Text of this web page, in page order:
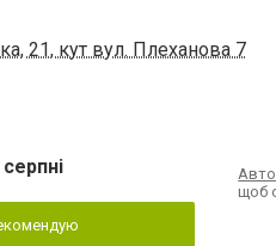
21, кут вул. Плеханова 7
щоб